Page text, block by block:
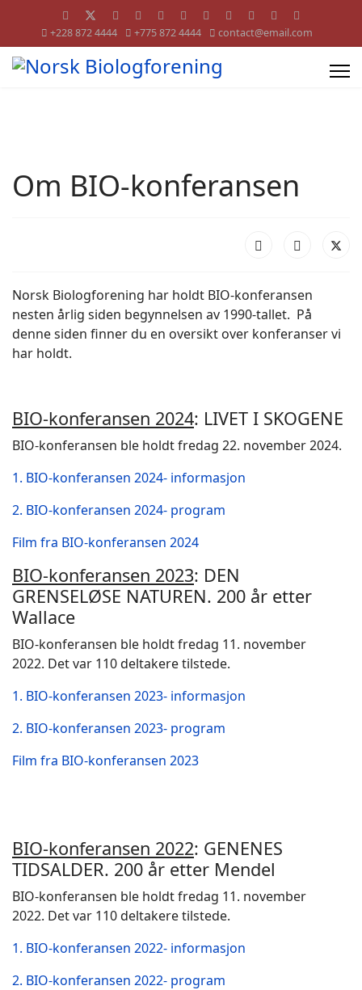
+228 872 4444 +775 872 4444 contact@email.com
Om BIO-konferansen
Norsk Biologforening har holdt BIO-konferansen
nesten årlig siden begynnelsen av 1990-tallet. På
denne siden finner du en oversikt over konferanser vi
har holdt.
BIO-konferansen 2024: LIVET I SKOGENE
BIO-konferansen ble holdt fredag 22. november 2024.
1. BIO-konferansen 2024- informasjon
2. BIO-konferansen 2024- program
Film fra BIO-konferansen 2024
BIO-konferansen 2023: DEN
GRENSELØSE NATUREN. 200 år etter
Wallace
BIO-konferansen ble holdt fredag 11. november
2022. Det var 110 deltakere tilstede.
1. BIO-konferansen 2023- informasjon
2. BIO-konferansen 2023- program
Film fra BIO-konferansen 2023
BIO-konferansen 2022: GENENES
TIDSALDER. 200 år etter Mendel
BIO-konferansen ble holdt fredag 11. november
2022. Det var 110 deltakere tilstede.
1. BIO-konferansen 2022- informasjon
2. BIO-konferansen 2022- program